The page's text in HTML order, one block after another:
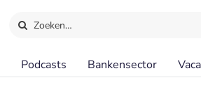
Zoeken…
Podcasts Bankensector